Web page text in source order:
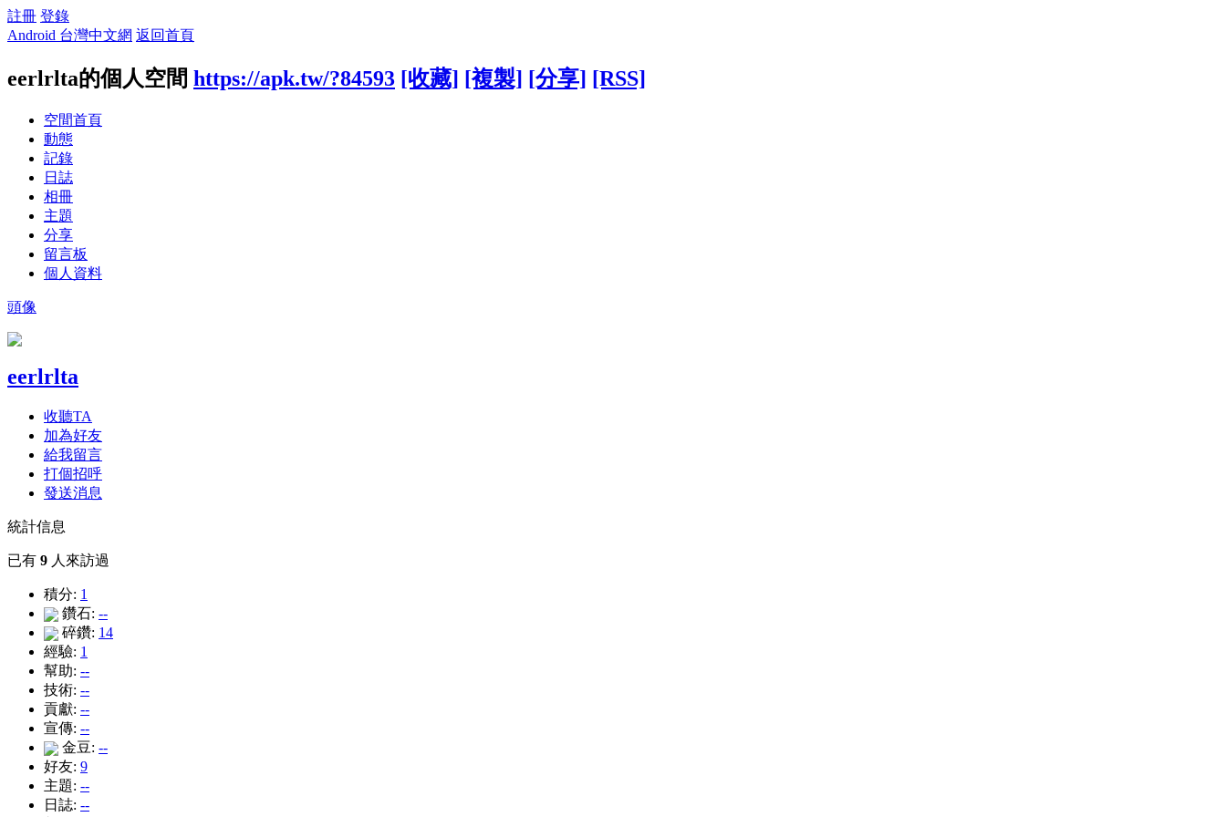
註冊 登錄
Android 台灣中文網 返回首頁
eerlrlta的個人空間 https://apk.tw/?84593 [收藏] [複製] [分享] [RSS]
空間首頁
動態
記錄
日誌
相冊
主題
分享
留言板
個人資料
頭像
eerlrlta
收聽TA
加為好友
給我留言
打個招呼
發送消息
統計信息
已有 9 人來訪過
積分: 1
鑽石: --
碎鑽: 14
經驗: 1
幫助: --
技術: --
貢獻: --
宣傳: --
金豆: --
好友: 9
主題: --
日誌: --